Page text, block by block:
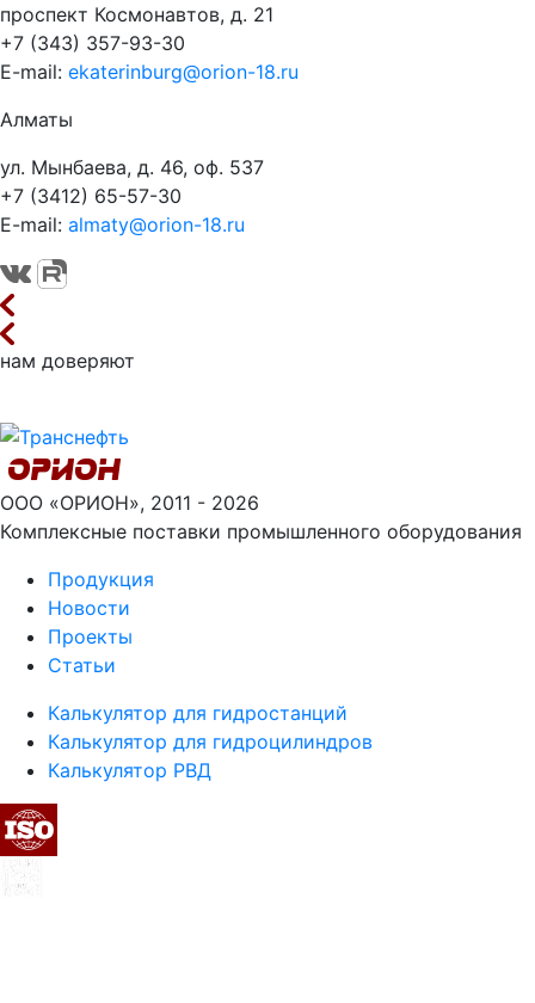
проспект Космонавтов, д. 21
+7 (343) 357-93-30
E-mail: ekaterinburg@orion-18.ru
Алматы
ул. Мынбаева, д. 46, оф. 537
+7 (3412) 65-57-30
E-mail: almaty@orion-18.ru
нам доверяют
ООО «ОРИОН», 2011 - 2026
Комплексные поставки промышленного оборудования
Продукция
Новости
Проекты
Статьи
Калькулятор для гидростанций
Калькулятор для гидроцилиндров
Калькулятор РВД